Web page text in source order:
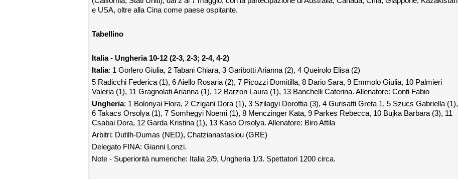
e USA, oltre alla Cina come paese ospitante.
Tabellino
Italia - Ungheria 10-12 (2-3, 2-3; 2-4, 4-2)
Italia: 1 Gorlero Giulia, 2 Tabani Chiara, 3 Garibotti Arianna (2), 4 Queirolo Elisa (2)
5 Radicchi Federica (1), 6 Aiello Rosaria (2), 7 Picozzi Domitilla, 8 Dario Sara, 9 Emmolo Giulia, 10 Palmieri
Valeria (1), 11 Gragnolati Arianna (1), 12 Barzon Laura (1), 13 Banchelli Caterina. Allenatore: Conti Fabio
Ungheria: 1 Bolonyai Flora, 2 Czigani Dora (1), 3 Szilagyi Dorottia (3), 4 Gurisatti Greta 1, 5 Szucs Gabriella (1),
6 Takacs Orsolya (1), 7 Somhegyi Noemi (1), 8 Menczinger Kata, 9 Parkes Rebecca, 10 Bujka Barbara (3), 11
Csabai Dora, 12 Garda Kristina (1), 13 Kaso Orsolya. Allenatore: Biro Attila
Arbitri: Dutilh-Dumas (NED), Chatzianastasiou (GRE)
Delegato FINA: Gianni Lonzi.
Note - Superiorità numeriche: Italia 2/9, Ungheria 1/3. Spettatori 1200 circa.